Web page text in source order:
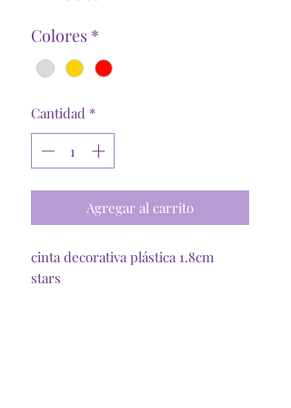
Colores *
Cantidad *
Agregar al carrito
cinta decorativa plástica 1.8cm
stars